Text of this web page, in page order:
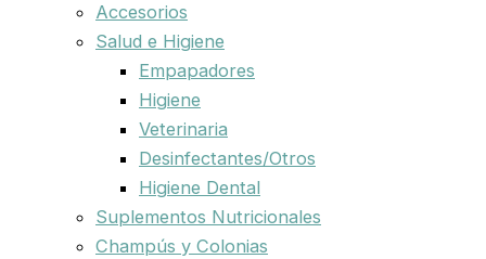
Accesorios
Salud e Higiene
Empapadores
Higiene
Veterinaria
Desinfectantes/Otros
Higiene Dental
Suplementos Nutricionales
Champús y Colonias